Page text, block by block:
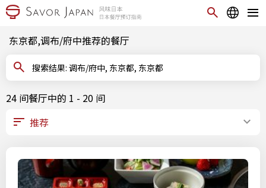
东京都,调布/府中推荐的餐厅
搜索结果: 调布/府中, 东京都, 东京都
24 间餐厅中的 1 - 20 间